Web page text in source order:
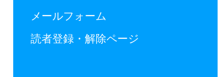
メールフォーム
読者登録・解除ページ